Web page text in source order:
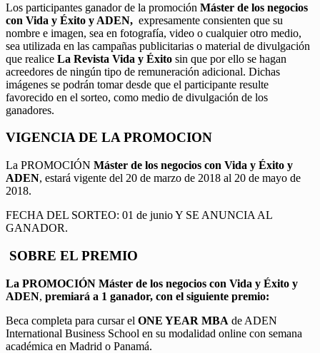
Los participantes ganador de la promoción Máster de los negocios
con Vida y Éxito y ADEN, expresamente consienten que su
nombre e imagen, sea en fotografía, video o cualquier otro medio,
sea utilizada en las campañas publicitarias o material de divulgación
que realice La Revista Vida y Éxito sin que por ello se hagan
acreedores de ningún tipo de remuneración adicional. Dichas
imágenes se podrán tomar desde que el participante resulte
favorecido en el sorteo, como medio de divulgación de los
ganadores.
VIGENCIA DE LA PROMOCION
La PROMOCIÓN Máster de los negocios con Vida y Éxito y
ADEN, estará vigente del 20 de marzo de 2018 al 20 de mayo de
2018.
FECHA DEL SORTEO: 01 de junio Y SE ANUNCIA AL
GANADOR.
SOBRE EL PREMIO
La PROMOCIÓN Máster de los negocios con Vida y Éxito y
ADEN, premiará a 1 ganador, con el siguiente premio:
Beca completa para cursar el ONE YEAR MBA de ADEN
International Business School en su modalidad online con semana
académica en Madrid o Panamá.